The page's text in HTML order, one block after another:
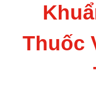
Thuốc